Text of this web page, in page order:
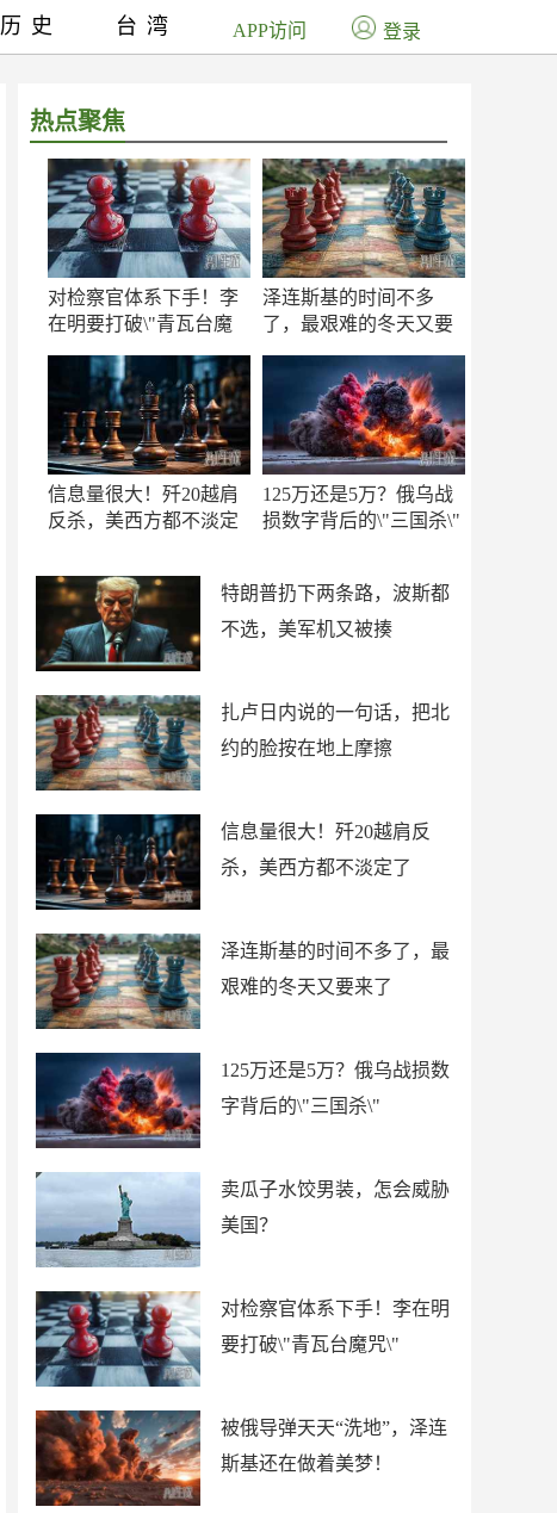
热点聚焦
对检察官体系下手！李
在明要打破\"青瓦台魔
泽连斯基的时间不多
了，最艰难的冬天又要
信息量很大！歼20越肩
反杀，美西方都不淡定
125万还是5万？俄乌战
损数字背后的\"三国杀\"
特朗普扔下两条路，波斯都
不选，美军机又被揍
扎卢日内说的一句话，把北
约的脸按在地上摩擦
信息量很大！歼20越肩反
杀，美西方都不淡定了
泽连斯基的时间不多了，最
艰难的冬天又要来了
125万还是5万？俄乌战损数
字背后的\"三国杀\"
卖瓜子水饺男装，怎会威胁
美国？
对检察官体系下手！李在明
要打破\"青瓦台魔咒\"
被俄导弹天天“洗地”，泽连
斯基还在做着美梦！
历史 台湾 APP访问 登录